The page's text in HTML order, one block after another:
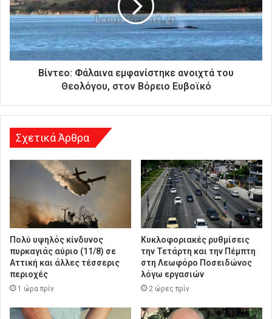
δ
ι
ε
ύ
η
Βίντεο: Φάλαινα εμφανίστηκε ανοιχτά του
Θεολόγου, στον Βόρειο Ευβοϊκό
Σχετικά Άρθρα
Πολύ υψηλός κίνδυνος
πυρκαγιάς αύριο (11/8) σε
Αττική και άλλες τέσσερις
περιοχές
1 ώρα πρίν
Κυκλοφοριακές ρυθμίσεις
την Τετάρτη και την Πέμπτη
στη Λεωφόρο Ποσειδώνος
λόγω εργασιών
2 ώρες πρίν